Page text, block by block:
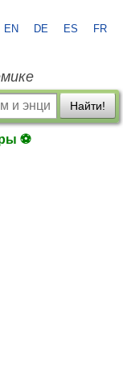
EN DE ES FR
Найти!
⚽